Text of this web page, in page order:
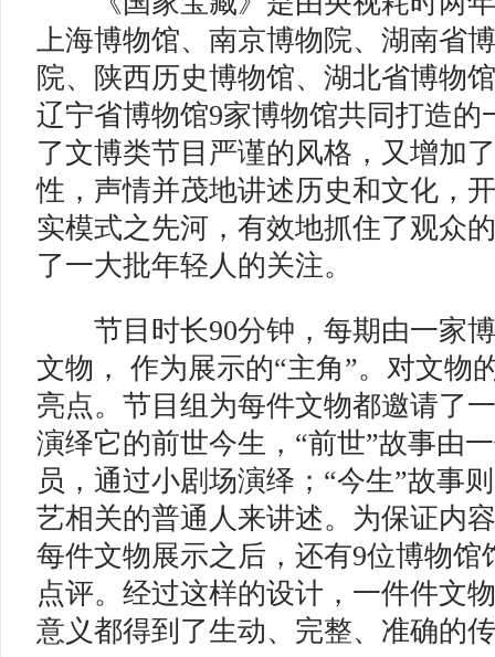
上海博物馆、南京博物院、湖南省
院、陕西历史博物馆、湖北省博物
辽宁省博物馆9家博物馆共同打造的
了文博类节目严谨的风格，又增加
性，声情并茂地讲述历史和文化，
实模式之先河，有效地抓住了观众
了一大批年轻人的关注。
节目时长90分钟，每期由一家博
文物， 作为展示的“主角”。对文物
亮点。节目组为每件文物都邀请了
演绎它的前世今生，“前世”故事由
员，通过小剧场演绎；“今生”故事
艺相关的普通人来讲述。为保证内
每件文物展示之后，还有9位博物馆
点评。经过这样的设计，一件件文
意义都得到了生动、完整、准确的